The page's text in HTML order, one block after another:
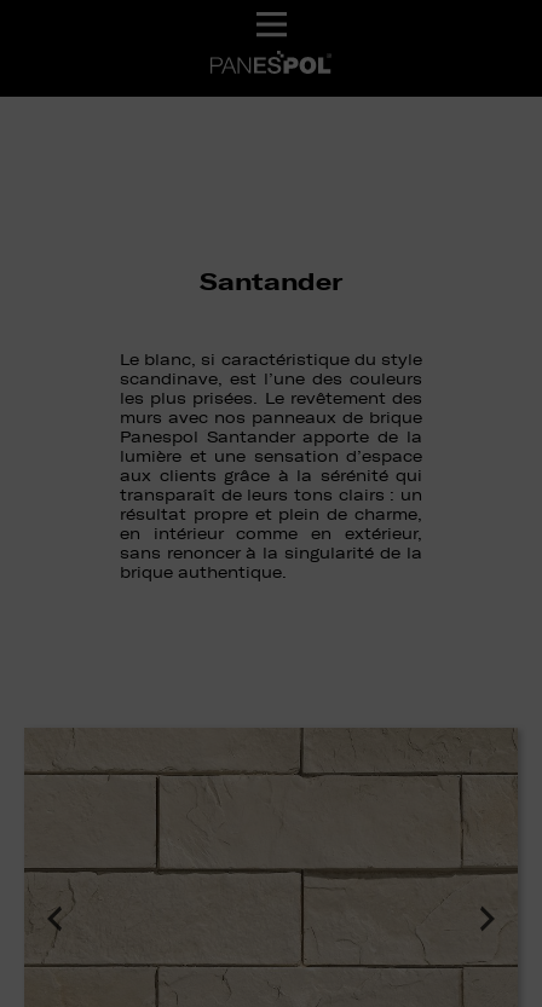
Santander
Le blanc, si caractéristique du style
scandinave, est l’une des couleurs
les plus prisées. Le revêtement des
murs avec nos panneaux de brique
Panespol Santander apporte de la
lumière et une sensation d’espace
aux clients grâce à la sérénité qui
transparaît de leurs tons clairs : un
résultat propre et plein de charme,
en intérieur comme en extérieur,
sans renoncer à la singularité de la
brique authentique.